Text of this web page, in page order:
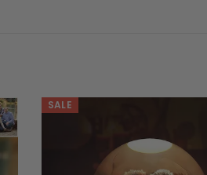
SALE